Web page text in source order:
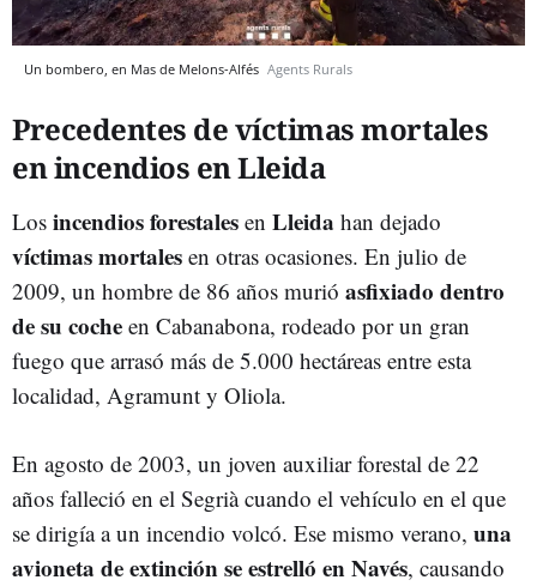
Un bombero, en Mas de Melons-Alfés Agents Rurals
Precedentes de víctimas mortales
en incendios en Lleida
Los incendios forestales en Lleida han dejado
víctimas mortales en otras ocasiones. En julio de
2009, un hombre de 86 años murió asfixiado dentro
de su coche en Cabanabona, rodeado por un gran
fuego que arrasó más de 5.000 hectáreas entre esta
localidad, Agramunt y Oliola.
En agosto de 2003, un joven auxiliar forestal de 22
años falleció en el Segrià cuando el vehículo en el que
se dirigía a un incendio volcó. Ese mismo verano, una
avioneta de extinción se estrelló en Navés, causando